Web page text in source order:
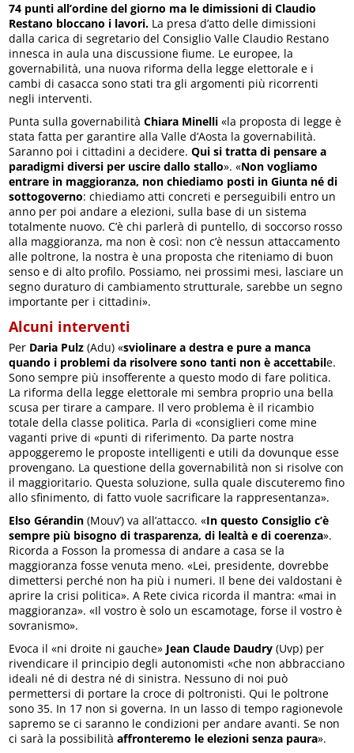
74 punti all’ordine del giorno ma le dimissioni di Claudio
Restano bloccano i lavori. La presa d’atto delle dimissioni
dalla carica di segretario del Consiglio Valle Claudio Restano
innesca in aula una discussione fiume. Le europee, la
governabilità, una nuova riforma della legge elettorale e i
cambi di casacca sono stati tra gli argomenti più ricorrenti
negli interventi.
Punta sulla governabilitàChiara Minelli «la proposta di legge è
stata fatta per garantire alla Valle d’Aosta la governabilità.
Saranno poi i cittadini a decidere.Qui si tratta di pensare a
paradigmi diversi per uscire dallo stallo». «Non vogliamo
entrare in maggioranza, non chiediamo posti in Giunta né di
sottogoverno: chiediamo atti concreti e perseguibili entro un
anno per poi andare a elezioni, sulla base di un sistema
totalmente nuovo. C’è chi parlerà di puntello, di soccorso rosso
alla maggioranza, ma non è così: non c’è nessun attaccamento
alle poltrone, la nostra è una proposta che riteniamo di buon
senso e di alto profilo. Possiamo, nei prossimi mesi, lasciare un
segno duraturo di cambiamento strutturale, sarebbe un segno
importante per i cittadini».
Alcuni interventi
Per Daria Pulz (Adu) «sviolinare a destra e pure a manca
quando i problemi da risolvere sono tanti non è accettabile.
Sono sempre più insofferente a questo modo di fare politica.
La riforma della legge elettorale mi sembra proprio una bella
scusa per tirare a campare. Il vero problema è il ricambio
totale della classe politica. Parla di «consiglieri come mine
vaganti prive di «punti di riferimento. Da parte nostra
appoggeremo le proposte intelligenti e utili da dovunque esse
provengano. La questione della governabilità non si risolve con
il maggioritario. Questa soluzione, sulla quale discuteremo fino
allo sfinimento, di fatto vuole sacrificare la rappresentanza».
Elso Gérandin (Mouv’) va all’attacco. «In questo Consiglio c’è
sempre più bisogno di trasparenza, di lealtà e di coerenza».
Ricorda a Fosson la promessa di andare a casa se la
maggioranza fosse venuta meno. «Lei, presidente, dovrebbe
dimettersi perché non ha più i numeri. Il bene dei valdostani è
aprire la crisi politica». A Rete civica ricorda il mantra: «mai in
maggioranza». «Il vostro è solo un escamotage, forse il vostro è
sovranismo».
Evoca il «ni droite ni gauche» Jean Claude Daudry (Uvp) per
rivendicare il principio degli autonomisti «che non abbracciano
ideali né di destra né di sinistra. Nessuno di noi può
permettersi di portare la croce di poltronisti. Qui le poltrone
sono 35. In 17 non si governa. In un lasso di tempo ragionevole
sapremo se ci saranno le condizioni per andare avanti. Se non
ci sarà la possibilità affronteremo le elezioni senza paura».